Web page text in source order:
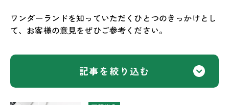
ワンダーランドを知っていただくひとつのきっかけとし
て、お客様の意見をぜひご参考ください。
記事を絞り込む